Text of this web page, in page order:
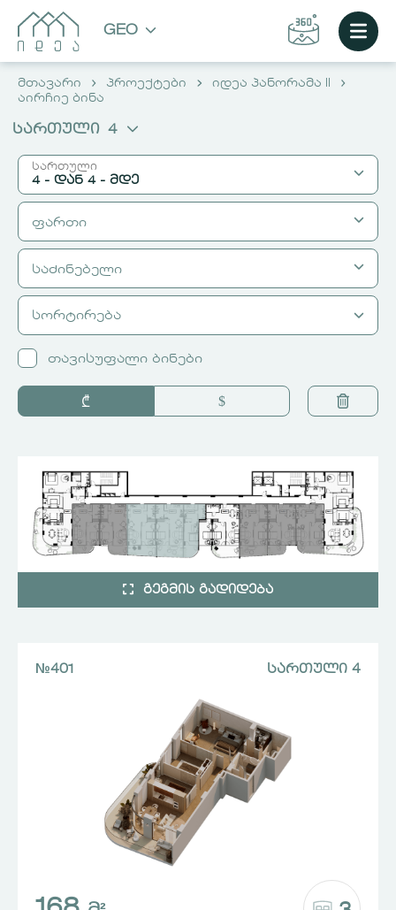
GEO
მთავარი პროექტები
იდეა პანორამა II
აირჩიე ბინა
სართული 4
სართული
4 - დან 4 - მდე
2
3
4
5
7
8
2
4
8
9
ფართი
მ² დან
საძინებელი
სორტირება
თავისუფალი ბინები
დან
2
3
3
4
₾ $
ᲒᲔᲒᲛᲘᲡ ᲒᲐᲓᲘᲓᲔᲑᲐ
№401 ᲡᲐᲠᲗᲣᲚᲘ 4